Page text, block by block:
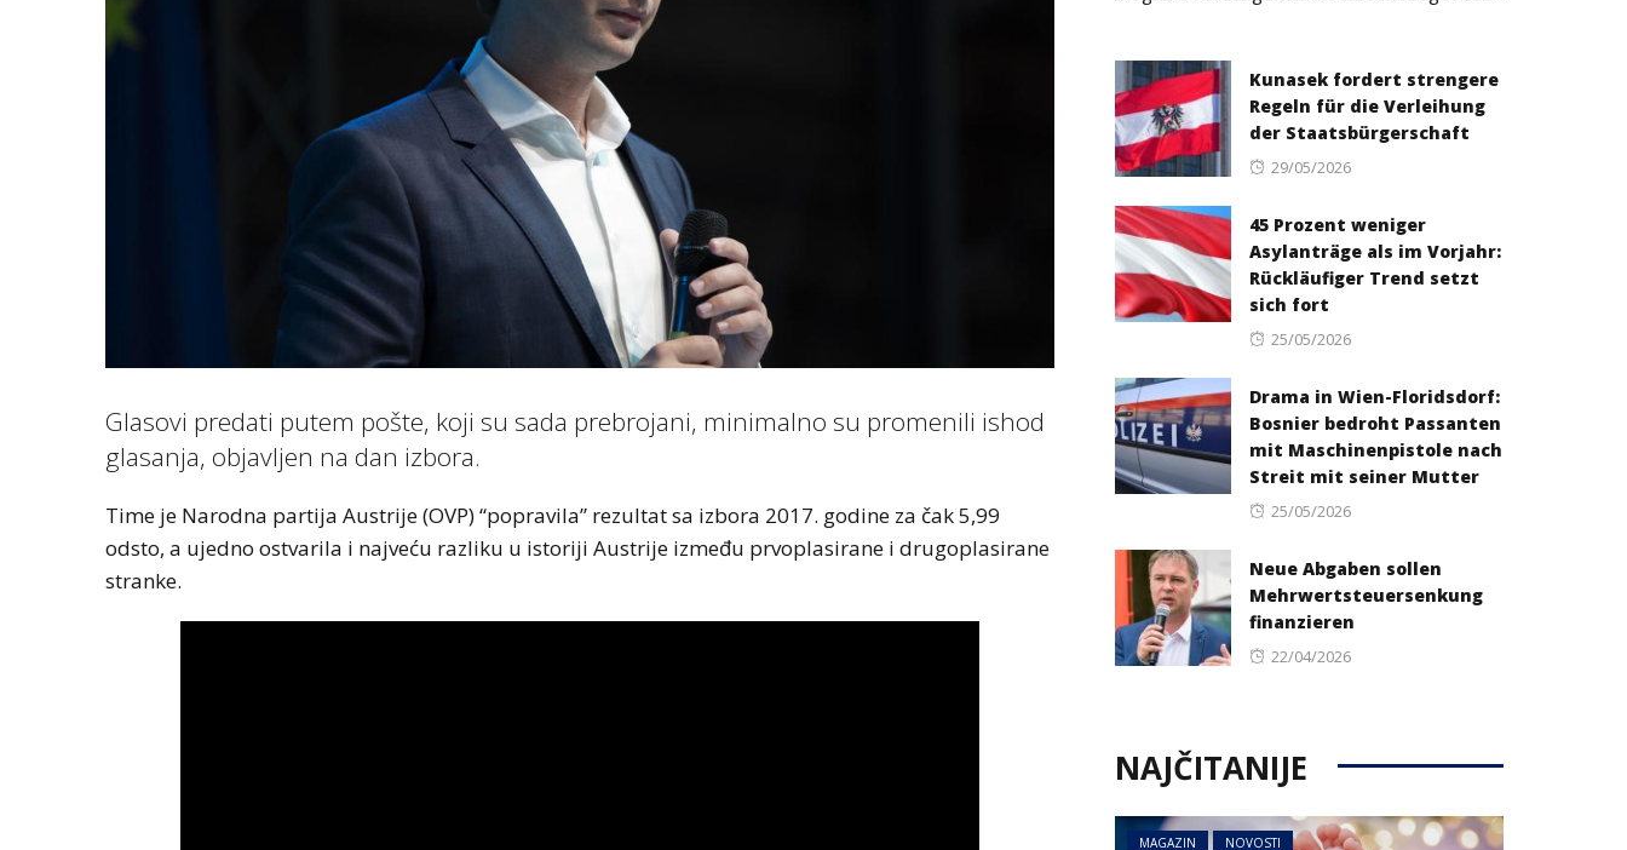
Glasovi predati putem pošte, koji su sada prebrojani, minimalno su promenili ishod
glasanja, objavljen na dan izbora.
Time je Narodna partija Austrije (OVP) “popravila” rezultat sa izbora 2017. godine za čak 5,99
odsto, a ujedno ostvarila i najveću razliku u istoriji Austrije između prvoplasirane i drugoplasirane
stranke.
Kunasek fordert strengere
Regeln für die Verleihung
der Staatsbürgerschaft
Posted
29/05/2026
45 Prozent weniger
Asylanträge als im Vorjahr:
Rückläufiger Trend setzt
sich fort
Posted
25/05/2026
Drama in Wien-Floridsdorf:
Bosnier bedroht Passanten
mit Maschinenpistole nach
Streit mit seiner Mutter
Posted
25/05/2026
Neue Abgaben sollen
Mehrwertsteuersenkung
finanzieren
Posted
22/04/2026
NAJČITANIJE
MAGAZIN NOVOSTI